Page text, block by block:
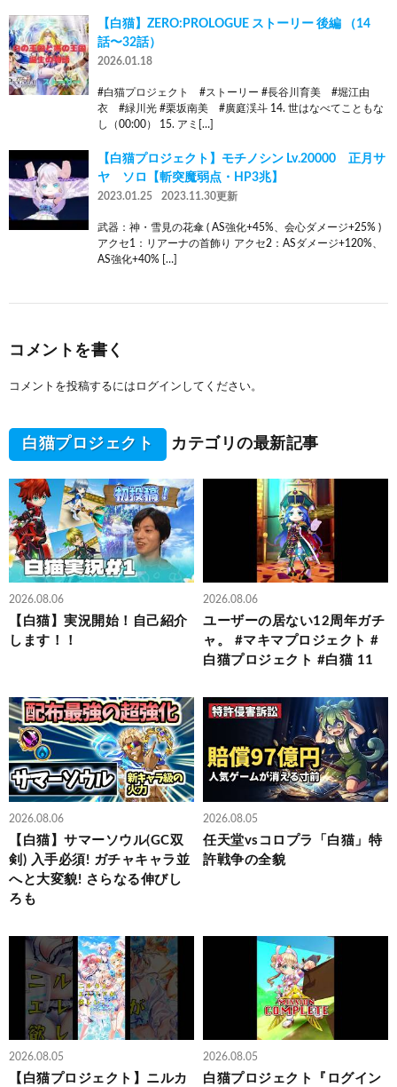
【白猫】ZERO:PROLOGUE ストーリー 後編 （14
話〜32話）
2026.01.18
#白猫プロジェクト #ストーリー #長谷川育美 #堀江由
衣 #緑川光 #栗坂南美 #廣庭渓斗 14. 世はなべてこともな
し（00:00） 15. アミ[…]
【白猫プロジェクト】モチノシン Lv.20000 正月サ
ヤ ソロ【斬突魔弱点・HP3兆】
2023.01.25 2023.11.30更新
武器：神・雪見の花傘 ( AS強化+45%、会心ダメージ+25% )
アクセ1：リアーナの首飾り アクセ2：ASダメージ+120%、
AS強化+40% […]
コメントを書く
コメントを投稿するには ログイン してください。
白猫プロジェクト カテゴリの最新記事
2026.08.06
【白猫】実況開始！自己紹介
します！！
2026.08.06
ユーザーの居ない12周年ガチ
ャ。 #マキマプロジェクト #
白猫プロジェクト #白猫 11
2026.08.06
【白猫】サマーソウル(GC双
剣) 入手必須! ガチャキャラ並
へと大変貌! さらなる伸びし
ろも
2026.08.05
任天堂vsコロプラ「白猫」特
許戦争の全貌
2026.08.05
【白猫プロジェクト】ニルカ
2026.08.05
白猫プロジェクト『ログイン